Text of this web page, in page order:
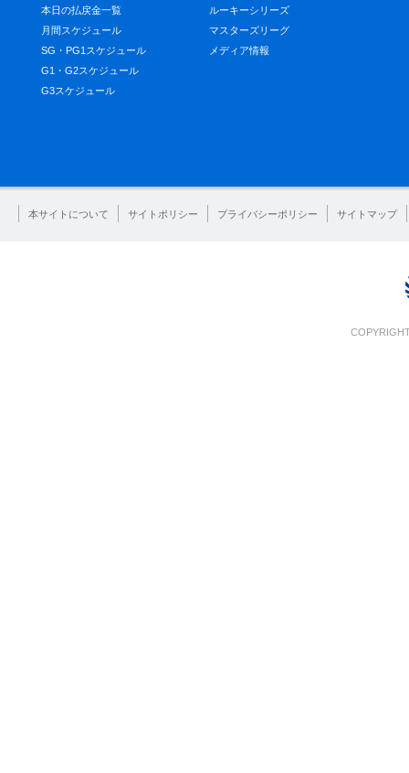
本日の払戻金一覧
月間スケジュール
SG・PG1スケジュール
G1・G2スケジュール
G3スケジュール
ルーキーシリーズ
マスターズリーグ
メディア情報
本サイトについて サイトポリシー プライバシーポリシー サイトマップ